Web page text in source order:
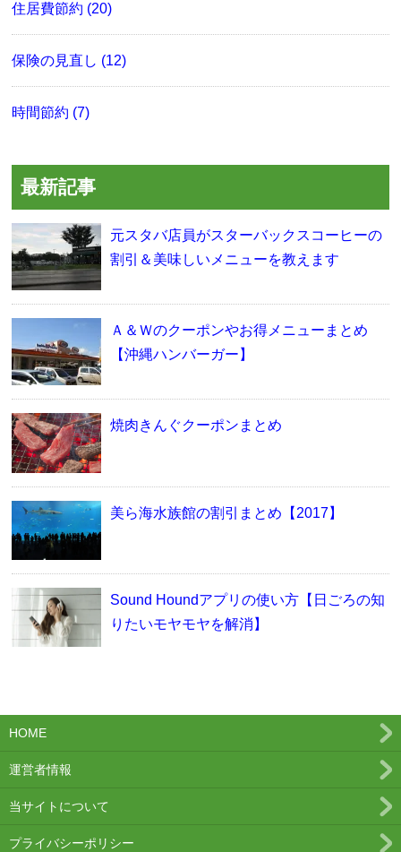
住居費節約 (20)
保険の見直し (12)
時間節約 (7)
最新記事
元スタバ店員がスターバックスコーヒーの
割引＆美味しいメニューを教えます
Ａ＆Ｗのクーポンやお得メニューまとめ
【沖縄ハンバーガー】
焼肉きんぐクーポンまとめ
美ら海水族館の割引まとめ【2017】
Sound Houndアプリの使い方【日ごろの知
りたいモヤモヤを解消】
HOME
運営者情報
当サイトについて
プライバシーポリシー